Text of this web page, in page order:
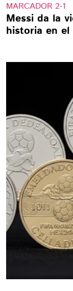
MARCADOR 2-1
Messi da la
historia en el